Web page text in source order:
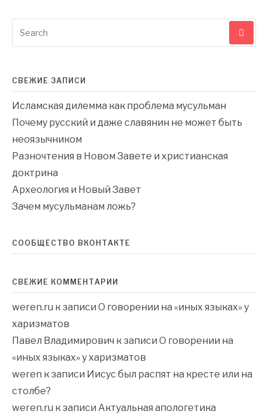
for:
СВЕЖИЕ ЗАПИСИ
Исламская дилемма как проблема мусульман
Почему русский и даже славянин не может быть
неоязычником
Разночтения в Новом Завете и христианская
доктрина
Археология и Новый Завет
Зачем мусульманам ложь?
СООБЩЕСТВО ВКОНТАКТЕ
СВЕЖИЕ КОММЕНТАРИИ
weren.ru к записи О говорении на «иных языках» у
харизматов
Павел Владимирович к записи О говорении на
«иных языках» у харизматов
weren к записи Иисус был распят на кресте или на
столбе?
weren.ru к записи Актуальная апологетика